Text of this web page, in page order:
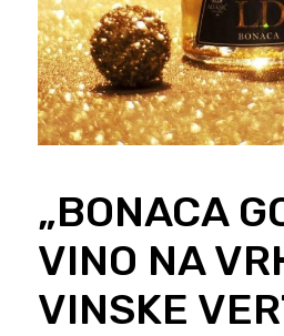
„BONACA
VINO NA
VINSKE